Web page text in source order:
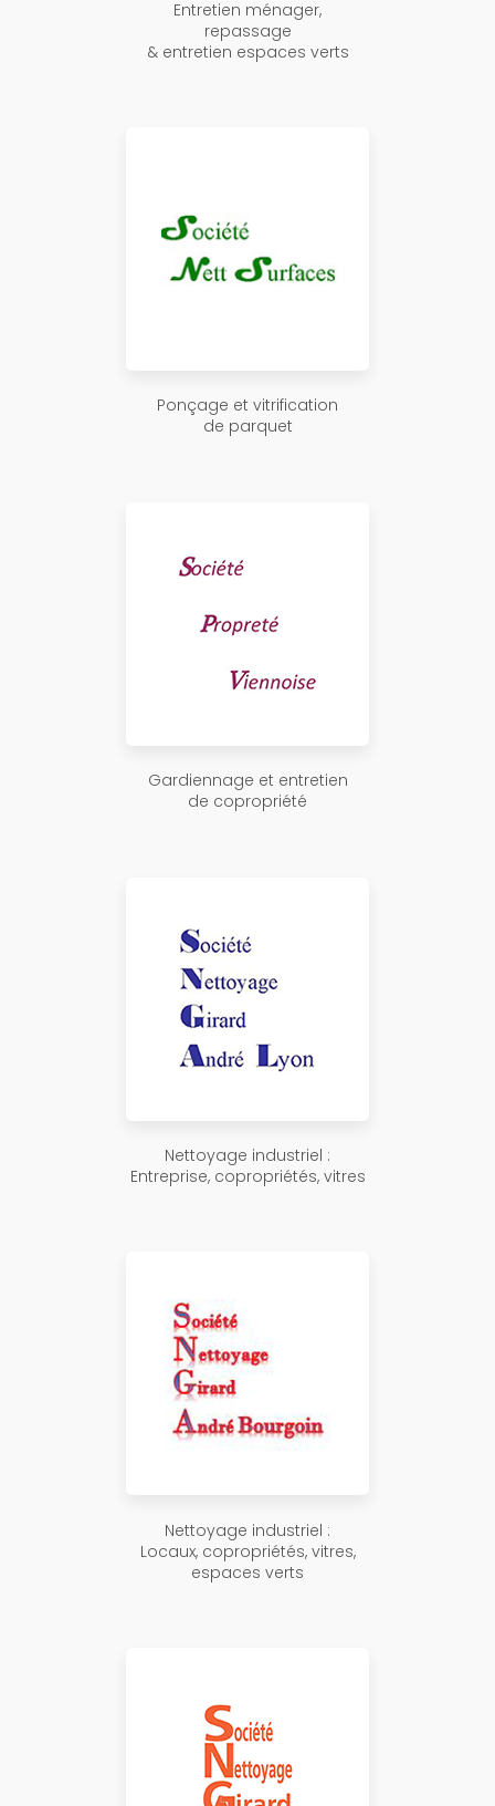
Entretien ménager,
repassage
& entretien espaces verts
Ponçage et vitrification
de parquet
Gardiennage et entretien
de copropriété
Nettoyage industriel :
Entreprise, copropriétés, vitres
Nettoyage industriel :
Locaux, copropriétés, vitres,
espaces verts